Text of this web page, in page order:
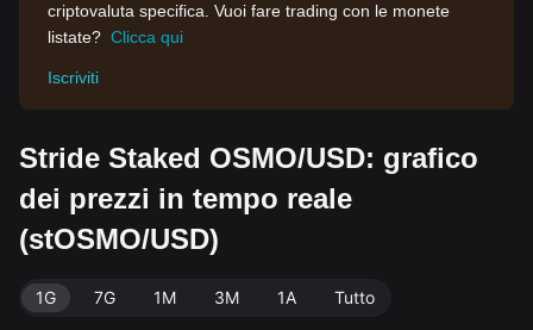
criptovaluta specifica. Vuoi fare trading con le monete
listate? Clicca qui
Iscriviti
Stride Staked OSMO/USD: grafico
dei prezzi in tempo reale
(stOSMO/USD)
1G 7G 1M 3M 1A Tutto